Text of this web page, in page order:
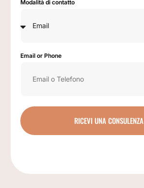
Modalità di contatto
Email or Phone
RICEVI UNA CONSULENZA